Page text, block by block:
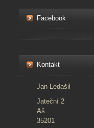
Facebook
Kontakt
Jan Ledašil
Jateční 2
Aš
35201